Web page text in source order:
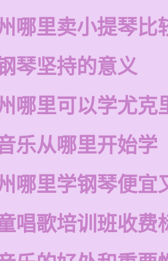
哪里卖小提琴比
琴坚持的意义
哪里可以学尤克
乐从哪里开始学
哪里学钢琴便宜
唱歌培训班收费